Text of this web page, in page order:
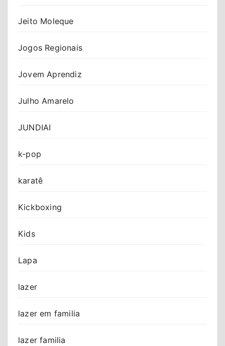
Jeito Moleque
Jogos Regionais
Jovem Aprendiz
Julho Amarelo
JUNDIAI
k-pop
karatê
Kickboxing
Kids
Lapa
lazer
lazer em familia
lazer familia